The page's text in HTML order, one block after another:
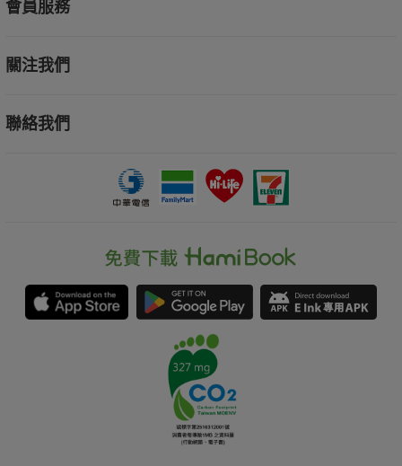
會員服務
關注我們
聯絡我們